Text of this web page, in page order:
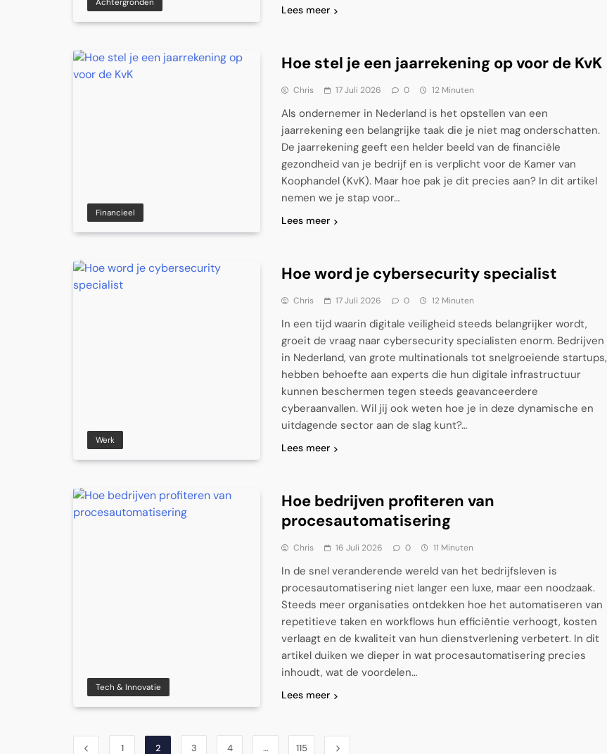
Achtergronden
Lees meer
Financieel
Hoe stel je een jaarrekening op voor de KvK
Chris 17 Juli 2026 0 12 Minuten
Als ondernemer in Nederland is het opstellen van een
jaarrekening een belangrijke taak die je niet mag onderschatten.
De jaarrekening geeft een helder beeld van de financiële
gezondheid van je bedrijf en is verplicht voor de Kamer van
Koophandel (KvK). Maar hoe pak je dit precies aan? In dit artikel
nemen we je stap voor…
Lees meer
Werk
Hoe word je cybersecurity specialist
Chris 17 Juli 2026 0 12 Minuten
In een tijd waarin digitale veiligheid steeds belangrijker wordt,
groeit de vraag naar cybersecurity specialisten enorm. Bedrijven
in Nederland, van grote multinationals tot snelgroeiende startups,
hebben behoefte aan experts die hun digitale infrastructuur
kunnen beschermen tegen steeds geavanceerdere
cyberaanvallen. Wil jij ook weten hoe je in deze dynamische en
uitdagende sector aan de slag kunt?…
Lees meer
Tech & Innovatie
Hoe bedrijven profiteren van
procesautomatisering
Chris 16 Juli 2026 0 11 Minuten
In de snel veranderende wereld van het bedrijfsleven is
procesautomatisering niet langer een luxe, maar een noodzaak.
Steeds meer organisaties ontdekken hoe het automatiseren van
repetitieve taken en workflows hun efficiëntie verhoogt, kosten
verlaagt en de kwaliteit van hun dienstverlening verbetert. In dit
artikel duiken we dieper in wat procesautomatisering precies
inhoudt, wat de voordelen…
Lees meer
1 2 3 4 … 115